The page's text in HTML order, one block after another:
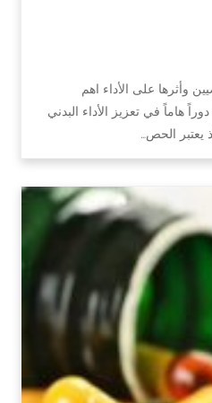
وأثرها على الأداء اهم
هاماً في تعزيز الأداء البدني
يعتبر الحص…